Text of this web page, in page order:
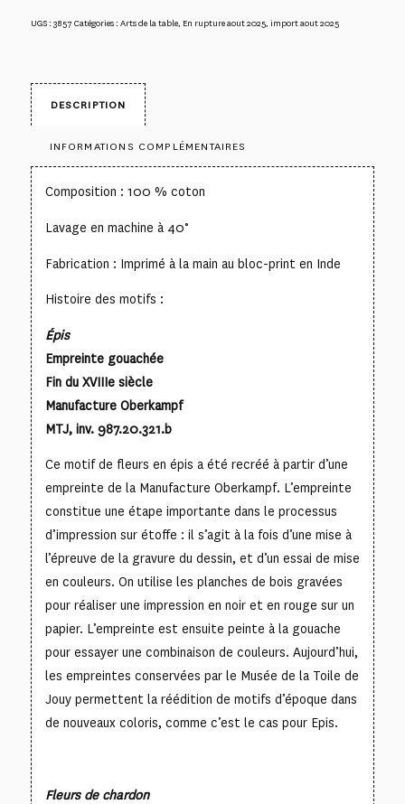
UGS :3857 Catégories :Arts de la table, En rupture aout 2025, import aout 2025
DESCRIPTION
INFORMATIONS COMPLÉMENTAIRES
Composition : 100 % coton
Lavage en machine à 40°
Fabrication : Imprimé à la main au bloc-print en Inde
Histoire des motifs :
Épis
Empreinte gouachée
Fin du XVIIIe siècle
Manufacture Oberkampf
MTJ, inv. 987.20.321.b
Ce motif de fleurs en épis a été recréé à partir d’une
empreinte de la Manufacture Oberkampf. L’empreinte
constitue une étape importante dans le processus
d’impression sur étoffe : il s’agit à la fois d’une mise à
l’épreuve de la gravure du dessin, et d’un essai de mise
en couleurs. On utilise les planches de bois gravées
pour réaliser une impression en noir et en rouge sur un
papier. L’empreinte est ensuite peinte à la gouache
pour essayer une combinaison de couleurs. Aujourd’hui,
les empreintes conservées par le Musée de la Toile de
Jouy permettent la réédition de motifs d’époque dans
de nouveaux coloris, comme c’est le cas pour Epis.
Fleurs de chardon